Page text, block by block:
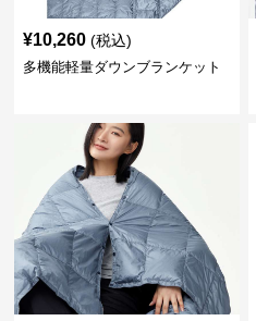
¥10,260 (税込)
多機能軽量ダウンブランケット